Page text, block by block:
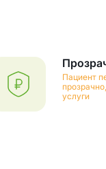
Пациент
услуги